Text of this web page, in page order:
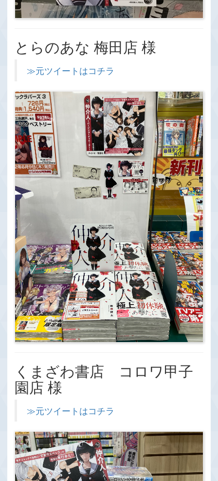
とらのあな 梅田店 様
≫元ツイートはコチラ
くまざわ書店 コロワ甲子
園店 様
≫元ツイートはコチラ